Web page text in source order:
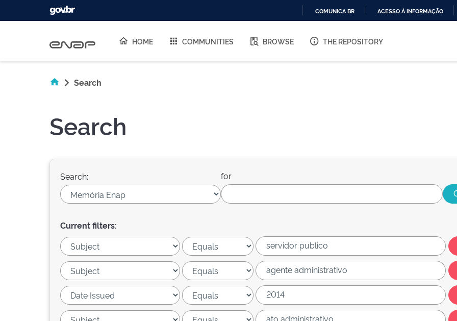
O
COMUNICA BR ACESSO À INFORMAÇÃO
HOME COMMUNITIES BROWSE THE REPOSITORY
Search
Search
Search: for
Current filters: